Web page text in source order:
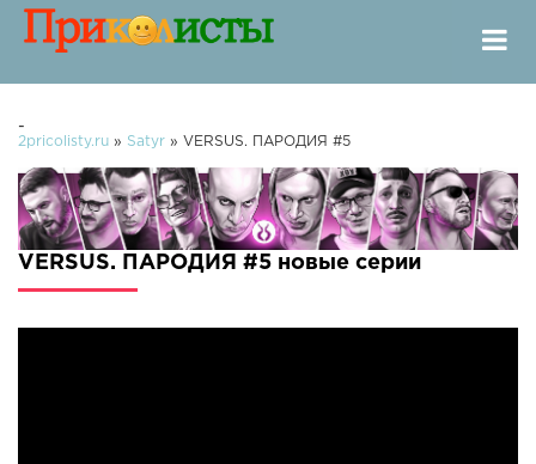
-
2pricolisty.ru » Satyr » VERSUS. ПАРОДИЯ #5
VERSUS. ПАРОДИЯ #5 новые серии